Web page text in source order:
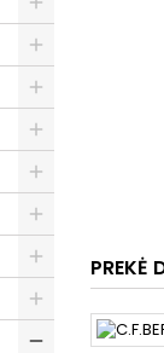
PREKĖ